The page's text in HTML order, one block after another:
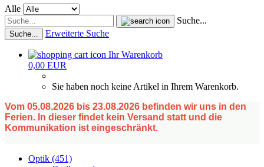
Alle
Suche...
Suche... Erweiterte Suche
Ihr Warenkorb
0,00 EUR
Sie haben noch keine Artikel in Ihrem Warenkorb.
Vom 05.08.2026 bis 23.08.2026 befinden wir uns in den
Ferien. In dieser findet kein Versand statt und die
Kommunikation ist eingeschränkt.
Optik (451)